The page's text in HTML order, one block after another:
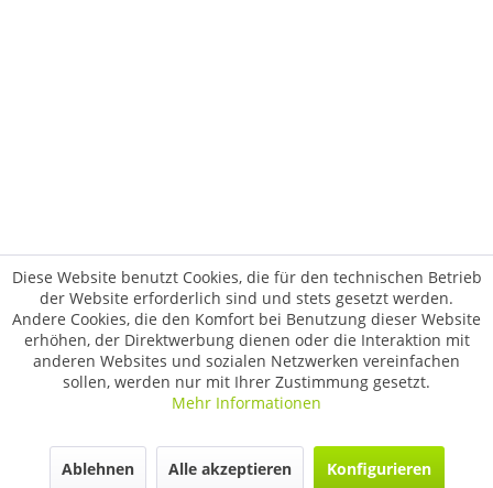
Diese Website benutzt Cookies, die für den technischen Betrieb
der Website erforderlich sind und stets gesetzt werden.
Andere Cookies, die den Komfort bei Benutzung dieser Website
erhöhen, der Direktwerbung dienen oder die Interaktion mit
anderen Websites und sozialen Netzwerken vereinfachen
sollen, werden nur mit Ihrer Zustimmung gesetzt.
Mehr Informationen
Ablehnen Alle akzeptieren Konfigurieren